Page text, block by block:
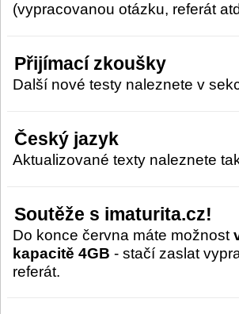
(vypracovanou otázku, referát
Přijímací zkoušky
Další nové testy naleznete v
Český jazyk
Aktualizované texty naleznete
Soutěže s imaturita.cz!
Do konce června máte možnost
kapacitě 4GB - stačí zaslat
referát.